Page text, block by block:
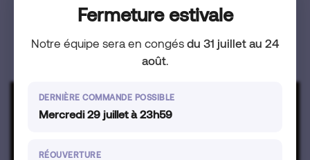
Je m'abonne et j'accède aux vidéos !
Fermeture estivale
Notre équipe sera en congés du 31 juillet au 24
août.
DERNIÈRE COMMANDE POSSIBLE
Mercredi 29 juillet à 23h59
RÉOUVERTURE